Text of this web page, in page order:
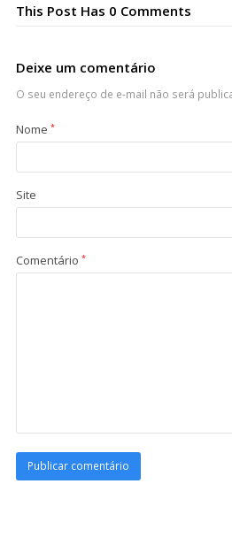
This Post Has 0 Comments
Deixe um comentário
O seu endereço de e-mail não será
Nome *
Site
Comentário *